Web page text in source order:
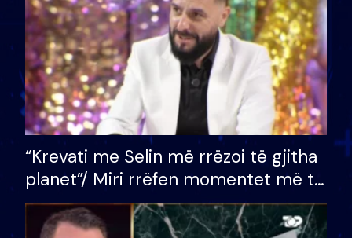
“Krevati me Selin më rrëzoi të gjitha
planet”/ Miri rrëfen momentet më të
bukura në shtëpinë e BB VIP: Do më
mungojë zilja e mëngjesit kur…